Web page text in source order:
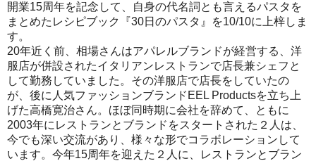
開業15周年を記念して、自身の代名詞とも言えるパスタを
まとめたレシピブック『30日のパスタ』を10/10に上梓しま
す。
20年近く前、相場さんはアパレルブランドが経営する、洋
服店が併設されたイタリアンレストランで店長兼シェフと
して勤務していました。その洋服店で店長をしていたの
が、後に人気ファッションブランドEEL Productsを立ち上
げた高橋寛治さん。ほぼ同時期に会社を辞めて、ともに
2003年にレストランとブランドをスタートされた２人は、
今でも深い交流があり、様々な形でコラボレーションして
います。今年15周年を迎えた２人に、レストランとブラン